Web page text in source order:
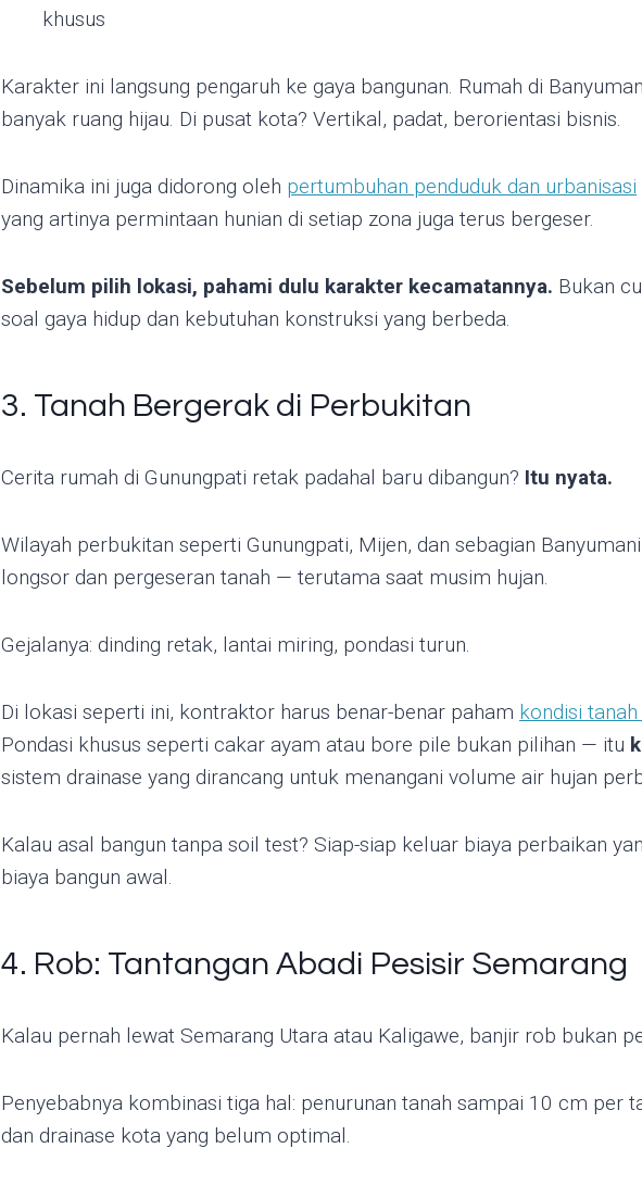
khusus
Karakter ini langsung pengaruh ke gaya bangunan. Rumah di
banyak ruang hijau. Di pusat kota? Vertikal, padat, berorientasi bisnis.
Dinamika ini juga didorong oleh pertumbuhan penduduk dan urbanisasi
yang artinya permintaan hunian di setiap zona juga terus bergeser.
Sebelum pilih lokasi, pahami dulu karakter kecamatannya. Bukan
soal gaya hidup dan kebutuhan konstruksi yang berbeda.
3. Tanah Bergerak di Perbukitan
Cerita rumah di Gunungpati retak padahal baru dibangun? Itu nyata.
Wilayah perbukitan seperti Gunungpati, Mijen, dan sebagian
longsor dan pergeseran tanah — terutama saat musim hujan.
Gejalanya: dinding retak, lantai miring, pondasi turun.
Di lokasi seperti ini, kontraktor harus benar-benar paham kondisi
Pondasi khusus seperti cakar ayam atau bore pile bukan pilihan — itu
sistem drainase yang dirancang untuk menangani volume air hujan
Kalau asal bangun tanpa soil test? Siap-siap keluar biaya perbaikan
biaya bangun awal.
4. Rob: Tantangan Abadi Pesisir Semarang
Kalau pernah lewat Semarang Utara atau Kaligawe, banjir rob bukan
Penyebabnya kombinasi tiga hal: penurunan tanah sampai 10 cm per
dan drainase kota yang belum optimal.